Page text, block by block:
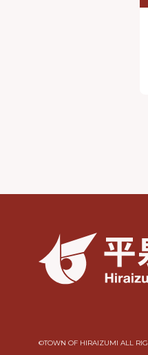
©︎TOWN OF HIRAIZUMI ALL